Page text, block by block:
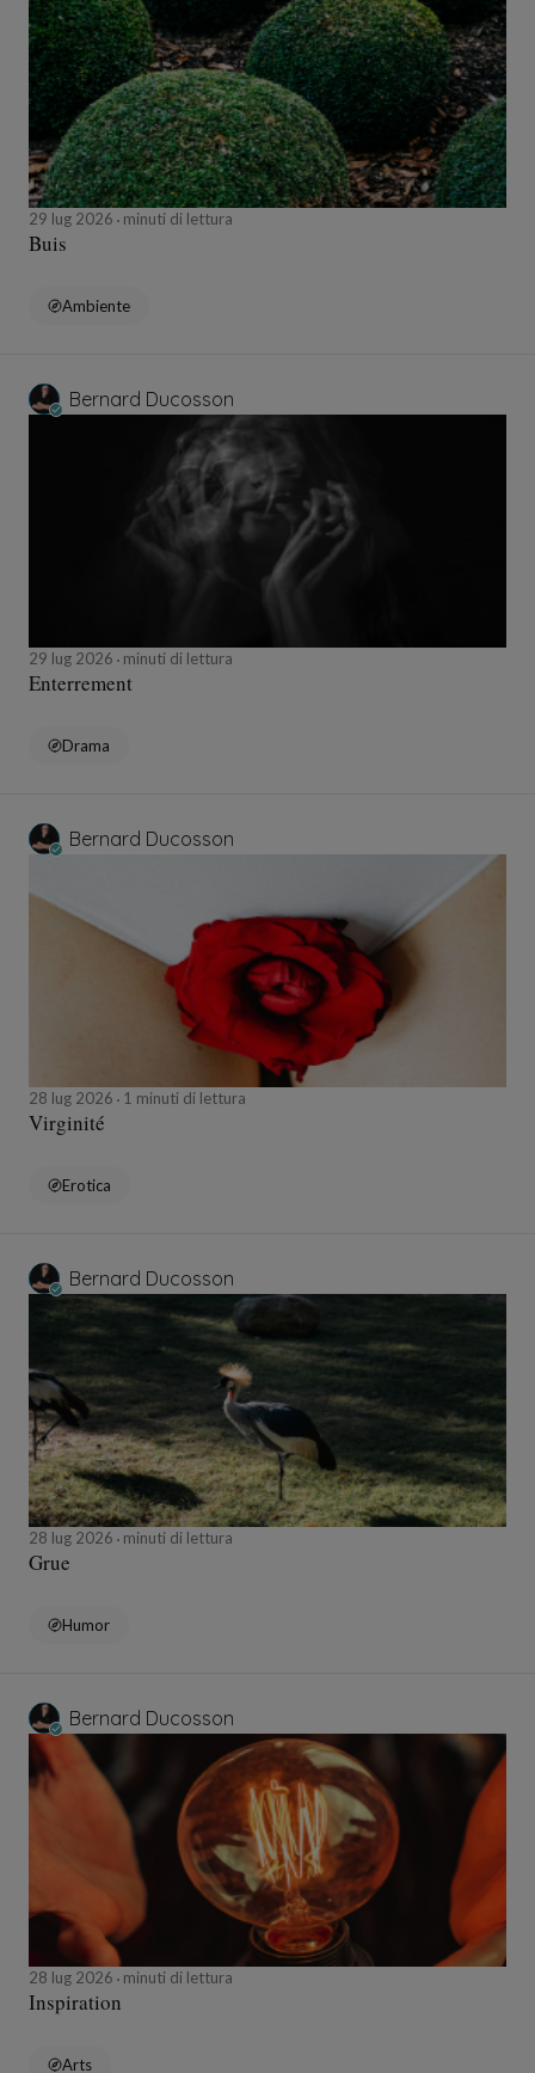
29 lug 2026 minuti di lettura
Buis
Ambiente
Bernard Ducosson
29 lug 2026 minuti di lettura
Enterrement
Drama
Bernard Ducosson
28 lug 2026 1 minuti di lettura
Virginité
Erotica
Bernard Ducosson
28 lug 2026 minuti di lettura
Grue
Humor
Bernard Ducosson
28 lug 2026 minuti di lettura
Inspiration
Arts